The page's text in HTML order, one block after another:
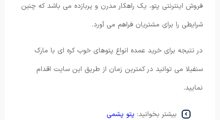
فروش اینترنتی پتو، یک راهکار مدرن و پربازده می باشد که چنین
شرایطی را برای مشتریان فراهم می آورد.
در نتیجه برای خرید عمده انواع پتوهای خوب کره ای با مارک
سنفیلا می توانید در کمترین زمان از طریق این سایت اقدام
نمایید.
بیشتر بخوانید: پتو پشمی